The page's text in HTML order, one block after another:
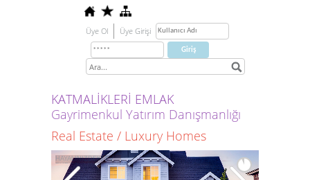
Üye Ol Üye Girişi
KATMALİKLERİ EMLAK
Gayrimenkul Yatırım Danışmanlığı
Real Estate / Luxury Homes